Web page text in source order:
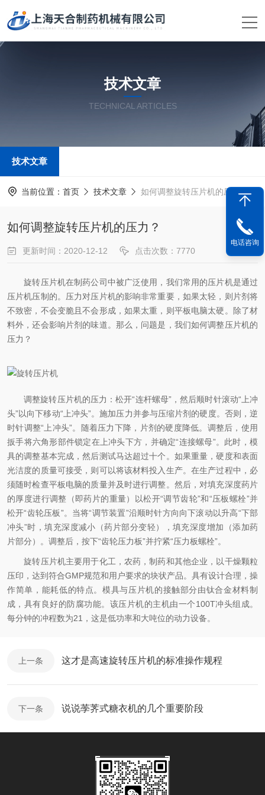
技术文章
TECHNICAL ARTICLES
技术文章
当前位置： 首页 技术文章 如何调整旋转压片机的压力？
如何调整旋转压片机的压力？
更新时间：2020-12-12 点击次数：7770
旋转压片机在制药公司中被广泛使用，我们常用的压片机是通过
压片机压制的。压力对压片机的影响非常重要，如果太轻，则片剂将
不致密，不会变脆且不会形成，如果太重，则平板电脑太硬。除了材
料外，还会影响片剂的味道。那么，问题是，我们如何调整压片机的
压力？
调整旋转压片机的压力：松开“连杆螺母”，然后顺时针滚动“上冲
头”以向下移动“上冲头”。施加压力并参与压缩片剂的硬度。否则，逆
时针调整“上冲头”。随着压力下降，片剂的硬度降低。调整后，使用
扳手将六角形部件锁定在上冲头下方，并确定“连接螺母”。此时，模
具的调整基本完成，然后测试马达超过十个。如果重量，硬度和表面
光洁度的质量可接受，则可以将该材料投入生产。在生产过程中，必
须随时检查平板电脑的质量并及时进行调整。然后，对填充深度药片
的厚度进行调整（即药片的重量）以松开“调节齿轮”和“压板螺栓”并
松开“齿轮压板”。当将“调节装置”沿顺时针方向向下滚动以升高“下部
冲头”时，填充深度减小（药片部分变轻），填充深度增加（添加药
片部分）。调整后，按下“齿轮压力板”并拧紧“压力板螺栓”。
旋转压片机主要用于化工，农药，制药和其他企业，以干燥颗粒
压印，达到符合GMP规范和用户要求的块状产品。具有设计合理，操
作简单，能耗低的特点。模具与压片机的接触部分由钛合金材料制
成，具有良好的防腐功能。该压片机的主机由一个100T冲头组成。
每分钟的冲程数为21，这是低功率和大吨位的动力设备。
上一条 这才是高速旋转压片机的标准操作规程
下一条 说说荸荠式糖衣机的几个重要阶段
电话咨询